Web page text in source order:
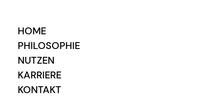
HOME
PHILOSOPHIE
NUTZEN
KARRIERE
KONTAKT